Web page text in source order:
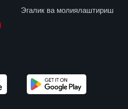
Эгалик ва молиялаштириш